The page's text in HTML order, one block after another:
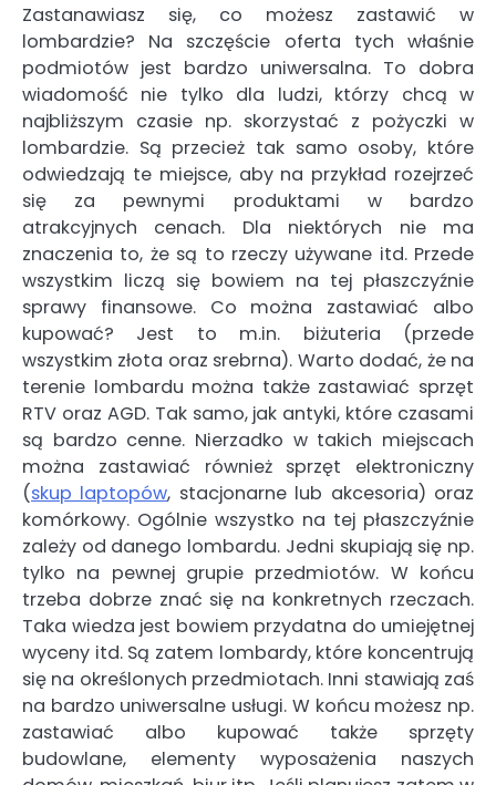
Zastanawiasz się, co możesz zastawić w
lombardzie? Na szczęście oferta tych właśnie
podmiotów jest bardzo uniwersalna. To dobra
wiadomość nie tylko dla ludzi, którzy chcą w
najbliższym czasie np. skorzystać z pożyczki w
lombardzie. Są przecież tak samo osoby, które
odwiedzają te miejsce, aby na przykład rozejrzeć
się za pewnymi produktami w bardzo
atrakcyjnych cenach. Dla niektórych nie ma
znaczenia to, że są to rzeczy używane itd. Przede
wszystkim liczą się bowiem na tej płaszczyźnie
sprawy finansowe. Co można zastawiać albo
kupować? Jest to m.in. biżuteria (przede
wszystkim złota oraz srebrna). Warto dodać, że na
terenie lombardu można także zastawiać sprzęt
RTV oraz AGD. Tak samo, jak antyki, które czasami
są bardzo cenne. Nierzadko w takich miejscach
można zastawiać również sprzęt elektroniczny
(skup laptopów, stacjonarne lub akcesoria) oraz
komórkowy. Ogólnie wszystko na tej płaszczyźnie
zależy od danego lombardu. Jedni skupiają się np.
tylko na pewnej grupie przedmiotów. W końcu
trzeba dobrze znać się na konkretnych rzeczach.
Taka wiedza jest bowiem przydatna do umiejętnej
wyceny itd. Są zatem lombardy, które koncentrują
się na określonych przedmiotach. Inni stawiają zaś
na bardzo uniwersalne usługi. W końcu możesz np.
zastawiać albo kupować także sprzęty
budowlane, elementy wyposażenia naszych